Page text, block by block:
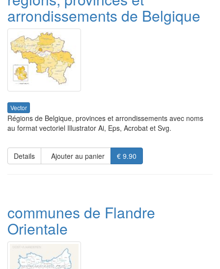
arrondissements de Belgique
Vector
Régions de Belgique, provinces et arrondissements avec noms
au format vectoriel Illustrator Ai, Eps, Acrobat et Svg.
Details Ajouter au panier € 9.90
communes de Flandre
Orientale